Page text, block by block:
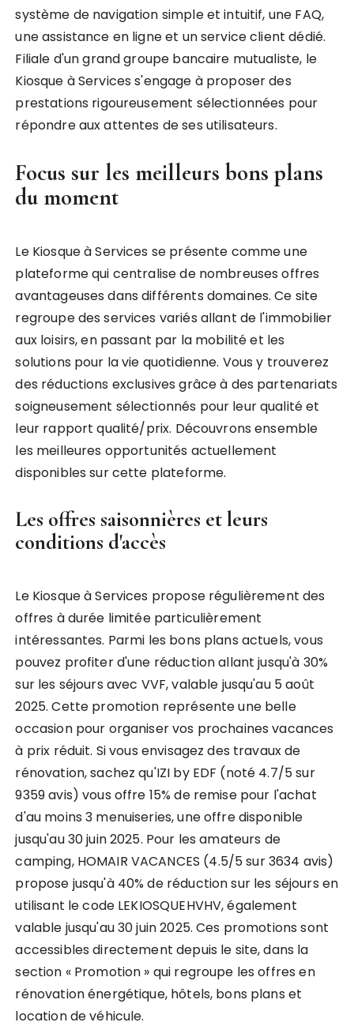
système de navigation simple et intuitif, une FAQ,
une assistance en ligne et un service client dédié.
Filiale d'un grand groupe bancaire mutualiste, le
Kiosque à Services s'engage à proposer des
prestations rigoureusement sélectionnées pour
répondre aux attentes de ses utilisateurs.
Focus sur les meilleurs bons plans
du moment
Le Kiosque à Services se présente comme une
plateforme qui centralise de nombreuses offres
avantageuses dans différents domaines. Ce site
regroupe des services variés allant de l'immobilier
aux loisirs, en passant par la mobilité et les
solutions pour la vie quotidienne. Vous y trouverez
des réductions exclusives grâce à des partenariats
soigneusement sélectionnés pour leur qualité et
leur rapport qualité/prix. Découvrons ensemble
les meilleures opportunités actuellement
disponibles sur cette plateforme.
Les offres saisonnières et leurs
conditions d'accès
Le Kiosque à Services propose régulièrement des
offres à durée limitée particulièrement
intéressantes. Parmi les bons plans actuels, vous
pouvez profiter d'une réduction allant jusqu'à 30%
sur les séjours avec VVF, valable jusqu'au 5 août
2025. Cette promotion représente une belle
occasion pour organiser vos prochaines vacances
à prix réduit. Si vous envisagez des travaux de
rénovation, sachez qu'IZI by EDF (noté 4.7/5 sur
9359 avis) vous offre 15% de remise pour l'achat
d'au moins 3 menuiseries, une offre disponible
jusqu'au 30 juin 2025. Pour les amateurs de
camping, HOMAIR VACANCES (4.5/5 sur 3634 avis)
propose jusqu'à 40% de réduction sur les séjours en
utilisant le code LEKIOSQUEHVHV, également
valable jusqu'au 30 juin 2025. Ces promotions sont
accessibles directement depuis le site, dans la
section « Promotion » qui regroupe les offres en
rénovation énergétique, hôtels, bons plans et
location de véhicule.